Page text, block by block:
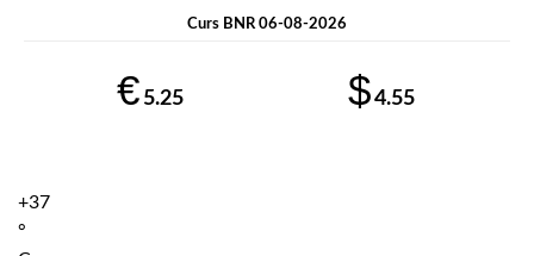
Curs BNR 06-08-2026
€ 5.25 $4.55
+37
°